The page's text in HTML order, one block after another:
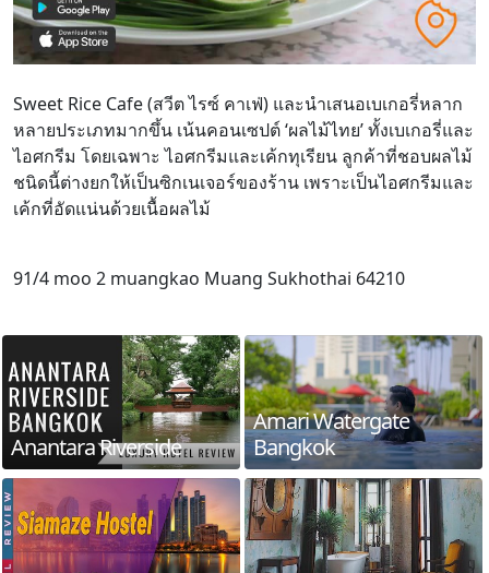
Sweet Rice Cafe (สวีต ไรซ์ คาเฟ่) และนำเสนอเบเกอรี่หลาก
หลายประเภทมากขึ้น เน้นคอนเซปต์ ‘ผลไม้ไทย’ ทั้งเบเกอรี่และ
ไอศกรีม โดยเฉพาะ ไอศกรีมและเค้กทุเรียน ลูกค้าที่ชอบผลไม้
ชนิดนี้ต่างยกให้เป็นซิกเนเจอร์ของร้าน เพราะเป็นไอศกรีมและ
เค้กที่อัดแน่นด้วยเนื้อผลไม้
91/4 moo 2 muangkao Muang Sukhothai 64210
Anantara Riverside
Amari Watergate
Bangkok